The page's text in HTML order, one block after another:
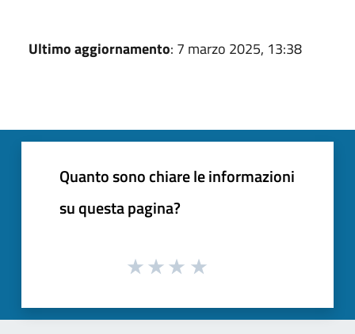
Ultimo aggiornamento: 7 marzo 2025, 13:38
Quanto sono chiare le informazioni
su questa pagina?